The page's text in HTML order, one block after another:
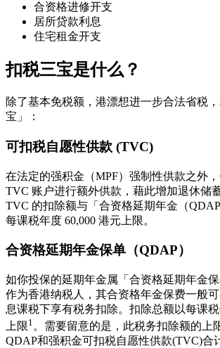
合资格进修开支
居所贷款利息
住宅租金开支
扣税三宝是什么？
除了基本免税额，港漂想进一步合法省税
宝」：
可扣税自愿性供款 (TVC)
在法定的强积金（MPF）强制性供款之外
TVC 账户进行额外供款，藉此增加退休储
TVC 的扣除额与「合资格延期年金（
每课税年度 60,000 港元上限。
合资格延期年金保单（QDAP）
如你投保的延期年金属「合资格延期年金保
作为香港纳税人，其合资格年金保费一般
息课税下享有税务扣除。扣除总额以每课
上限1。需要留意的是，此税务扣除额的上
QDAP和强积金可扣税自愿性供款(TVC)合